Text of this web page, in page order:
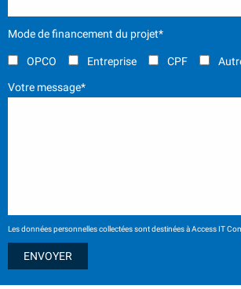
Mode de financement du projet*
OPCO Entreprise CPF
Votre message*
Les données personnelles collectées sont destinées à Access IT